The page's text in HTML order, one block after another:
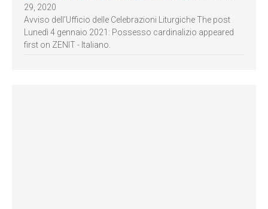
29, 2020
Avviso dell’Ufficio delle Celebrazioni Liturgiche The post
Lunedì 4 gennaio 2021: Possesso cardinalizio appeared
first on ZENIT - Italiano.